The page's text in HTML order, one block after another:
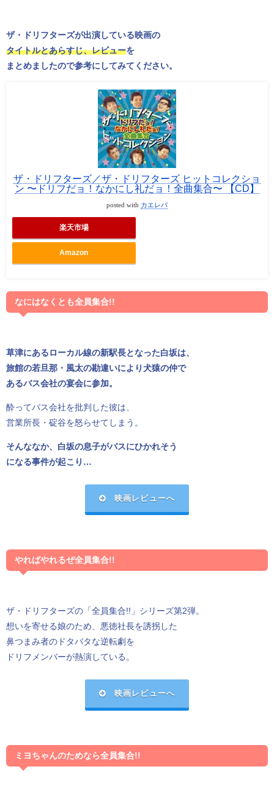
ザ・ドリフターズが出演している映画の
タイトルとあらすじ、レビューを
まとめましたので参考にしてみてください。
ザ・ドリフターズ／ザ・ドリフターズ ヒットコレクショ
ン 〜ドリフだョ！なかにし礼だョ！全曲集合〜 【CD】
posted with カエレバ
楽天市場
Amazon
なにはなくとも全員集合!!
草津にあるローカル線の新駅長となった白坂は、
旅館の若旦那・風太の勘違いにより犬猿の仲で
あるバス会社の宴会に参加。
酔ってバス会社を批判した彼は、
営業所長・碇谷を怒らせてしまう。
そんななか、白坂の息子がバスにひかれそう
になる事件が起こり…
映画レビューへ
やればやれるぜ全員集合!!
ザ・ドリフターズの「全員集合!!」シリーズ第2弾。
想いを寄せる娘のため、悪徳社長を誘拐した
鼻つまみ者のドタバタな逆転劇を
ドリフメンバーが熱演している。
映画レビューへ
ミヨちゃんのためなら全員集合!!